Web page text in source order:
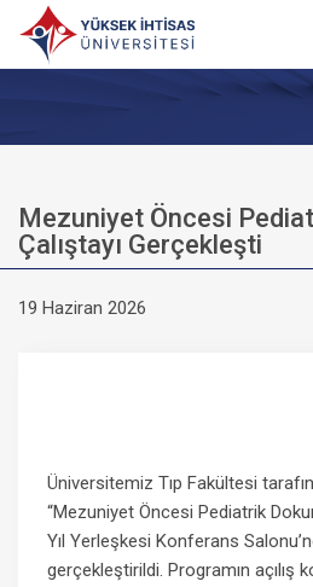
Mezuniyet Öncesi
Çalıştayı Gerçekleşti
19 Haziran 2026
Üniversitemiz Tıp Fakültesi
“Mezuniyet Öncesi Pediatrik
Yıl Yerleşkesi Konferans
gerçekleştirildi. Programın açılış